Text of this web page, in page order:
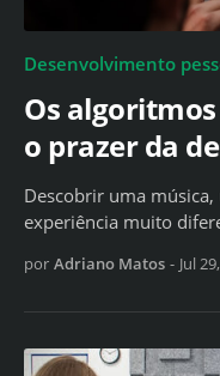
Desenvolvimento
Os
o prazer da
Descobrir uma
experiência muito
por Adriano Matos - Jul